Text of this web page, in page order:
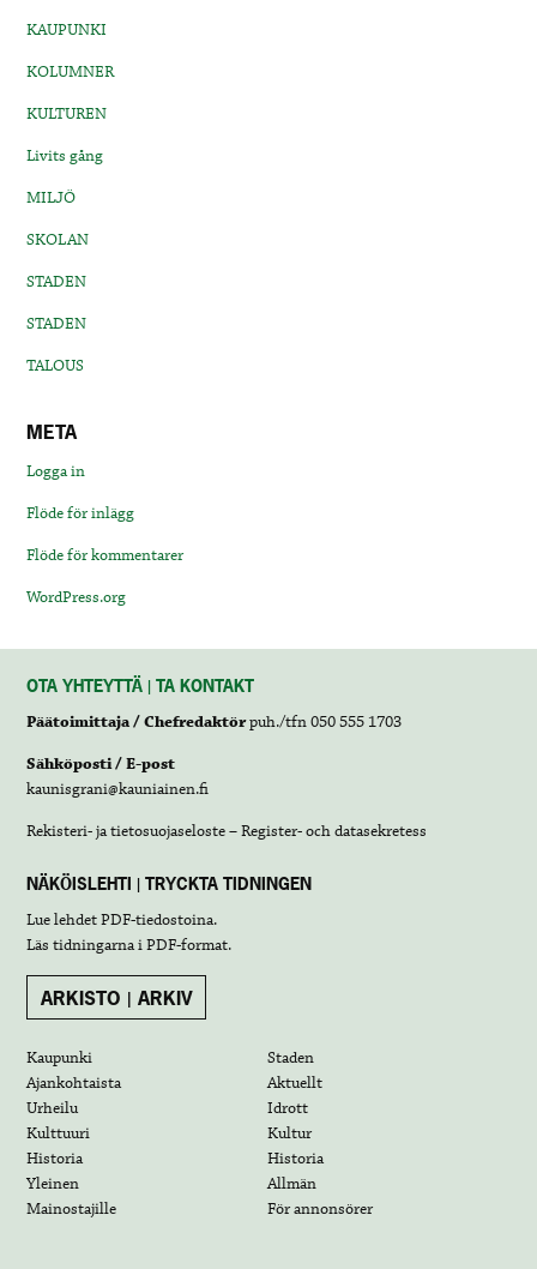
KAUPUNKI
KOLUMNER
KULTUREN
Livits gång
MILJÖ
SKOLAN
STADEN
STADEN
TALOUS
META
Logga in
Flöde för inlägg
Flöde för kommentarer
WordPress.org
OTA YHTEYTTÄ | TA KONTAKT
Päätoimittaja / Chefredaktörpuh./tfn 050 555 1703
Sähköposti / E-post
kaunisgrani@kauniainen.fi
Rekisteri- ja tietosuojaseloste – Register- och datasekretess
NÄKÖISLEHTI | TRYCKTA TIDNINGEN
Lue lehdetPDF-tiedostoina.
Läs tidningarna iPDF-format.
ARKISTO | ARKIV
Kaupunki
Staden
Ajankohtaista
Aktuellt
Urheilu
Idrott
Kulttuuri
Kultur
Historia
Historia
Yleinen
Allmän
Mainostajille
För annonsörer